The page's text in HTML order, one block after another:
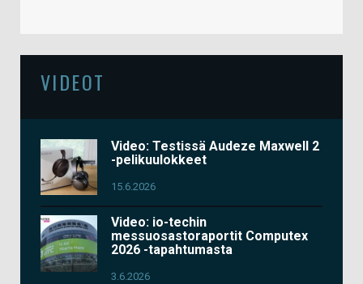
VIDEOT
Video: Testissä Audeze Maxwell 2
-pelikuulokkeet
15.6.2026
Video: io-techin
messuosastoraportit Computex
2026 -tapahtumasta
3.6.2026